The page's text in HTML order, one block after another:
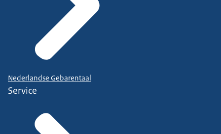
Nederlandse Gebarentaal
Service